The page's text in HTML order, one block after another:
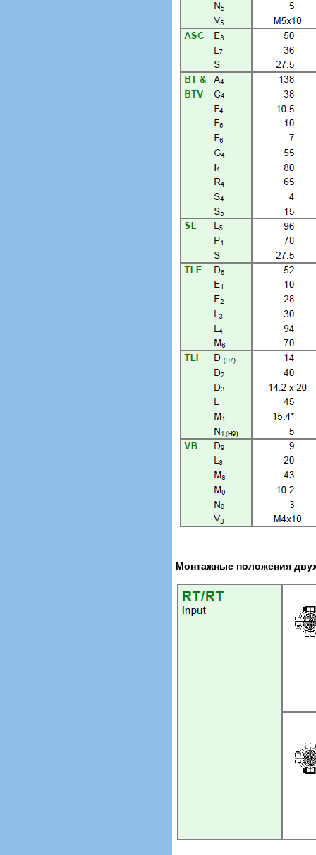
Монтажные положения